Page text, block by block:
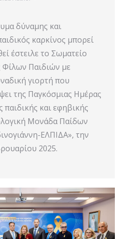
δύναμης και
καρκίνος μπορεί
έστειλε το Σωματείο
Παιδιών με
γιορτή που
της Παγκόσμιας Ημέρας
παιδικής και εφηβικής
Μονάδα Παίδων
ΕΛΠΙΔΑ», την
2025.